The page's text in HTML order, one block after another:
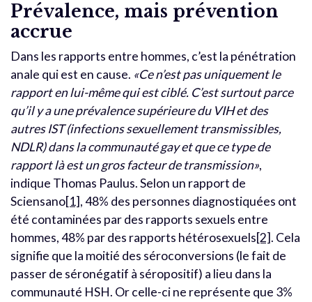
Prévalence, mais prévention
accrue
Dans les rapports entre hommes, c’est la pénétration
anale qui est en cause. «Ce n’est pas uniquement le
rapport en lui-même qui est ciblé. C’est surtout parce
qu’il y a une prévalence supérieure du VIH et des
autres IST (infections sexuellement transmissibles,
NDLR) dans la communauté gay et que ce type de
rapport là est un gros facteur de transmission»,
indique Thomas Paulus. Selon un rapport de
Sciensano[1], 48% des personnes diagnostiquées ont
été contaminées par des rapports sexuels entre
hommes, 48% par des rapports hétérosexuels[2]. Cela
signifie que la moitié des séroconversions (le fait de
passer de séronégatif à séropositif) a lieu dans la
communauté HSH. Or celle-ci ne représente que 3%